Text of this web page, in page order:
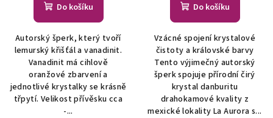
Do košíku
Autorský šperk, který tvoří
lemurský křišťál a vanadinit.
Vanadinit má cihlově
oranžové zbarvení a
jednotlivé krystalky se krásně
třpytí. Velikost přívěsku cca
-...
Do košíku
Vzácné spojení krystalové
čistoty a královské barvy
Tento výjimečný autorský
šperk spojuje přírodní čirý
krystal danburitu
drahokamové kvality z
mexické lokality La Aurora s...